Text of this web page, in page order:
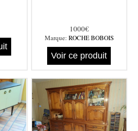
1000€
Marque: ROCHE BOBOIS
Voir ce produit